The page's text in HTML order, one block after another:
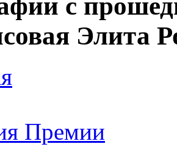
с
Элита
Премии